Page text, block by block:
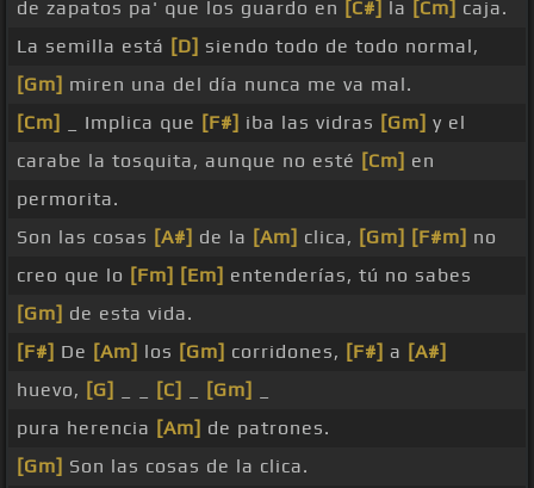
de zapatos pa' que los guardo en [C#] la [Cm] caja.
La semilla está [D] siendo todo de todo normal,
[Gm] miren una del día nunca me va mal.
[Cm]
_ Implica que [F#] iba las vidras [Gm] y el
carabe la tosquita, aunque no esté [Cm] en
permorita.
Son las cosas [A#] de la [Am] clica, [Gm] [F#m] no
creo que lo [Fm] [Em] entenderías, tú no sabes
[Gm] de esta vida.
[F#] De [Am] los [Gm] corridones, [F#] a [A#]
huevo, [G] [C] [Gm]
pura herencia [Am] de patrones.
[Gm] Son las cosas de la clica.